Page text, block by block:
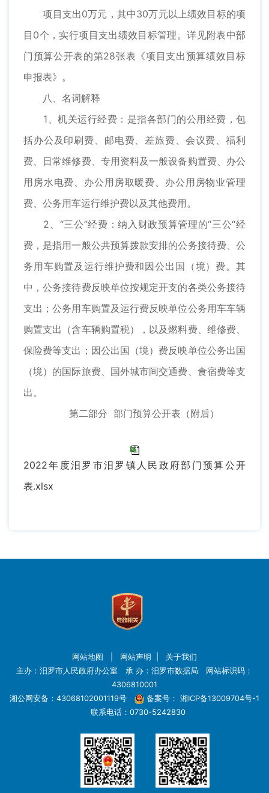
项目支出0万元，其中30万元以上绩效目标的项
目0个，实行项目支出绩效目标管理。详见附表中部
门预算公开表的第28张表《项目支出预算绩效目标
申报表》。
八、名词解释
1、机关运行经费：是指各部门的公用经费，包
括办公及印刷费、邮电费、差旅费、会议费、福利
费、日常维修费、专用资料及一般设备购置费、办公
用房水电费、办公用房取暖费、办公用房物业管理
费、公务用车运行维护费以及其他费用。
2、“三公”经费：纳入财政预算管理的“三公“经
费，是指用一般公共预算拨款安排的公务接待费、公
务用车购置及运行维护费和因公出国（境）费。其
中，公务接待费反映单位按规定开支的各类公务接待
支出；公务用车购置及运行费反映单位公务用车车辆
购置支出（含车辆购置税），以及燃料费、维修费、
保险费等支出；因公出国（境）费反映单位公务出国
（境）的国际旅费、国外城市间交通费、食宿费等支
出。
第二部分 部门预算公开表（附后）
2022年度汨罗市汨罗镇人民政府部门预算公开
表.xlsx
网站地图 网站声明
关于我们
主办：汨罗市人民政府办公室 承 办：汨罗市数据局 网站标识码：
4306810001
湘公网安备：43068102001119号
备案号： 湘ICP备13009704号-1
联系电话：0730-5242830